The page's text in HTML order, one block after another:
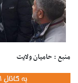
منبع : حامیان ولایت